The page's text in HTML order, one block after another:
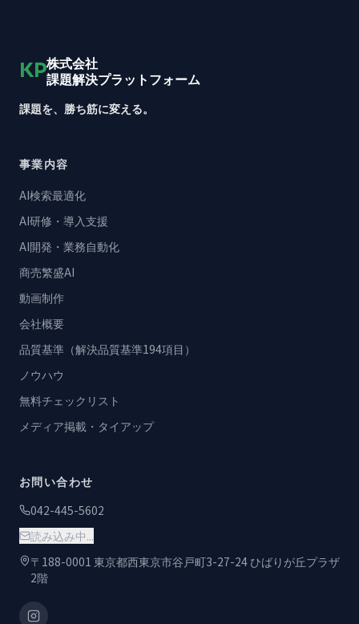
KP株式会社
課題解決プラットフォーム
課題を、勝ち筋に変える。
事業内容
AI検索最適化
AI研修・導入支援
AI開発・業務自動化
商売繁盛AI
動画制作
会社概要
品質基準（解決品質基準194項目）
ノウハウ
無料チェックリスト
メディア掲載・タイアップ
お問い合わせ
042-445-5602
読み込み中...
〒188-0001 東京都西東京市谷戸町3-27-24 ひばりが丘プラザ
2階